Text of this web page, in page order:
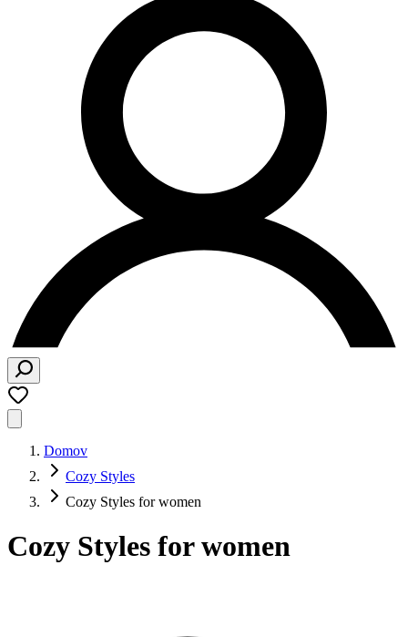
Domov
Cozy Styles
Cozy Styles for women
Cozy Styles for women